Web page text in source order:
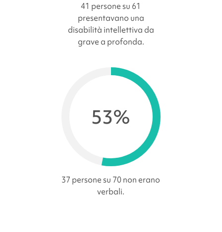
41 persone su 61
presentavano una
disabilità intellettiva da
grave a profonda.
53%
37 persone su 70 non erano
verbali.